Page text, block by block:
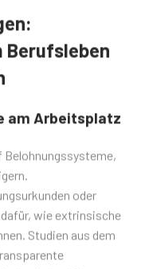
Berufsleben
am Arbeitsplatz
oder
wie extrinsische
Studien aus dem